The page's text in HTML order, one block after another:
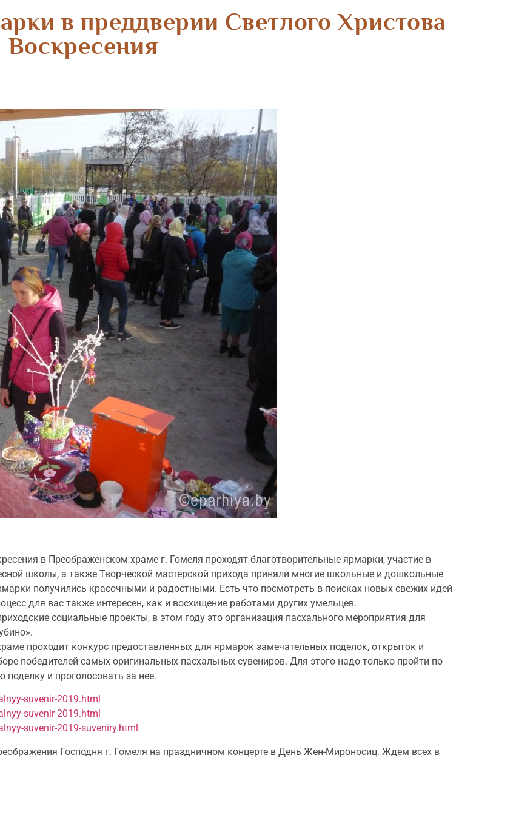
в преддверии Светлого Христова
Воскресения
в Преображенском храме г. Гомеля проходят благотворительные ярмарки, участие в
школы, а также Творческой мастерской прихода приняли многие школьные и дошкольные
получились красочными и радостными. Есть что посмотреть в поисках новых свежих идей
для вас также интересен, как и восхищение работами других умельцев.
социальные проекты, в этом году это организация пасхального мероприятия для
проходит конкурс предоставленных для ярмарок замечательных поделок, открыток и
победителей самых оригинальных пасхальных сувениров. Для этого надо только пройти по
и проголосовать за нее.
suvenir-2019.html
suvenir-2019.html
suvenir-2019-suveniry.html
Господня г. Гомеля на праздничном концерте в День Жен-Мироносиц. Ждем всех в